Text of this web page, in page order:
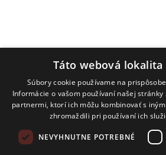
Táto webová
Súbory cookie používame na
Informácie o vašom používaní našej
partnermi, ktorí ich môžu kombinovať s
zhromaždili pri používaní ich
NEVYHNUTNE POTREBNÉ